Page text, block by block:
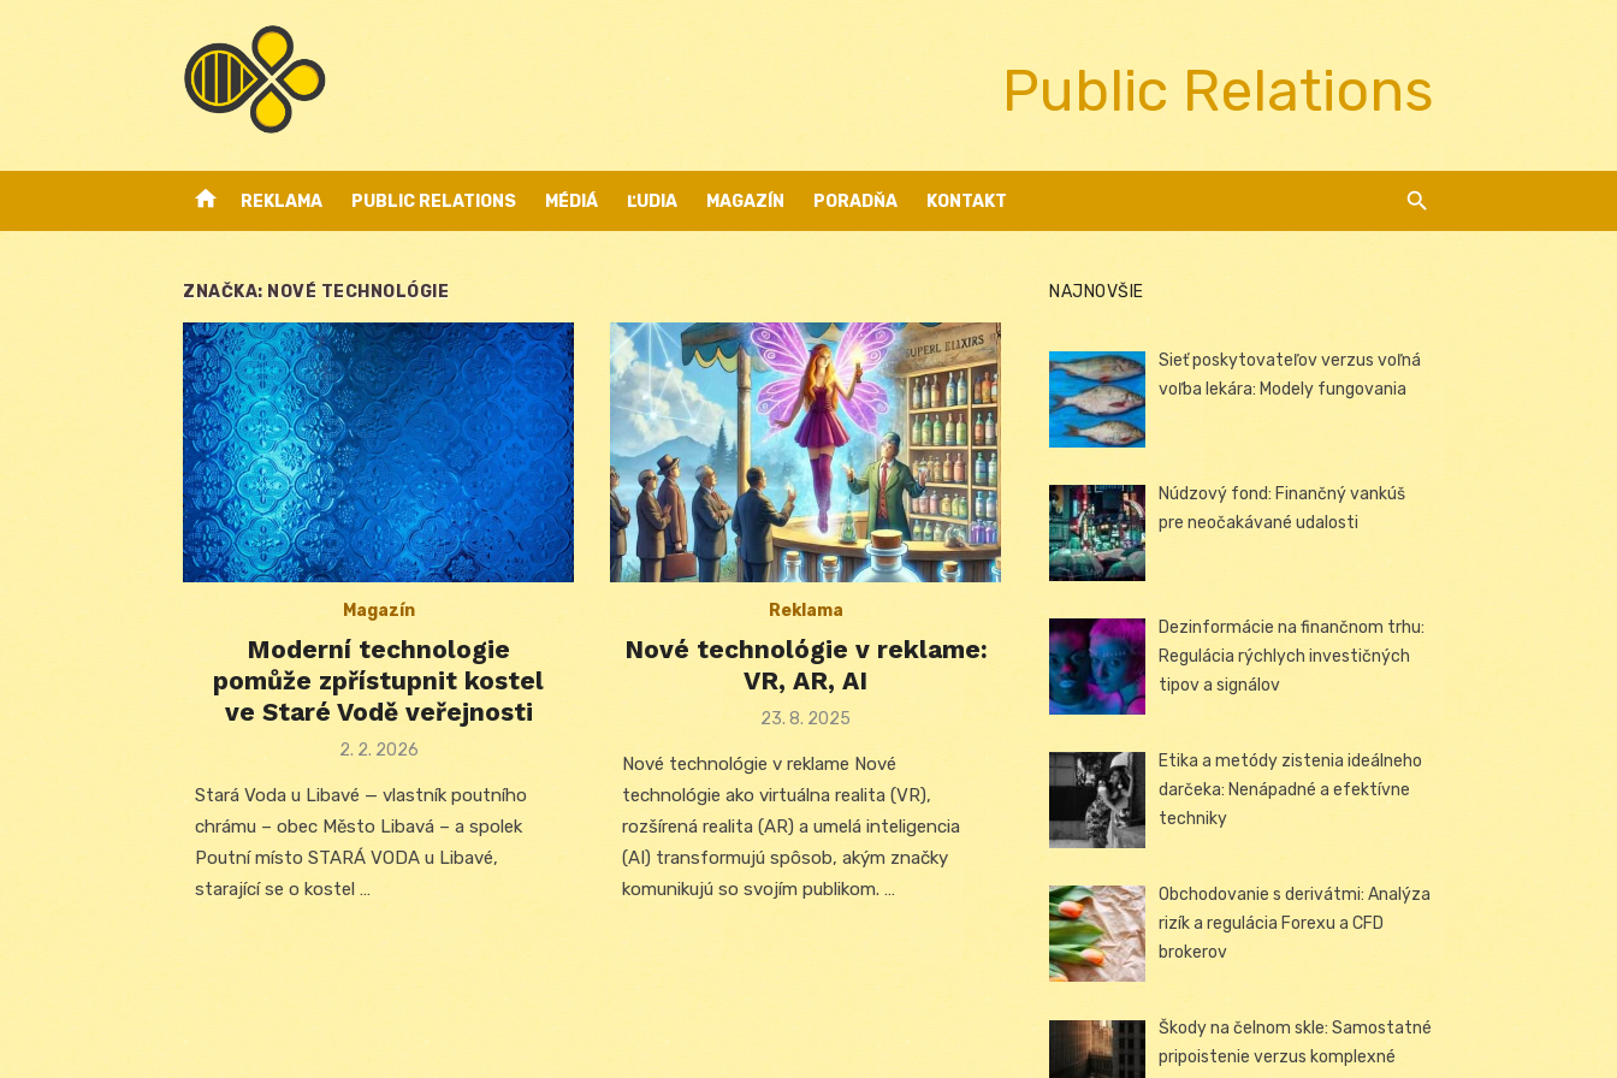
Public Relations
home REKLAMA PUBLIC RELATIONS MÉDIÁ ĽUDIA MAGAZÍN PORADŇA KONTAKT
ZNAČKA: NOVÉ TECHNOLÓGIE
Magazín
Moderní technologie
pomůže zpřístupnit kostel
ve Staré Vodě veřejnosti
Posted
2. 2. 2026
Stará Voda u Libavé — vlastník poutního
chrámu – obec Město Libavá – a spolek
Poutní místo STARÁ VODA u Libavé,
starající se o kostel …
Reklama
Nové technológie v reklame:
VR, AR, AI
Posted
23. 8. 2025
Nové technológie v reklame Nové
technológie ako virtuálna realita (VR),
rozšírená realita (AR) a umelá inteligencia
(AI) transformujú spôsob, akým značky
komunikujú so svojím publikom. …
NAJNOVŠIE
Sieť poskytovateľov verzus voľná
voľba lekára: Modely fungovania
Núdzový fond: Finančný vankúš
pre neočakávané udalosti
Dezinformácie na finančnom trhu:
Regulácia rýchlych investičných
tipov a signálov
Etika a metódy zistenia ideálneho
darčeka: Nenápadné a efektívne
techniky
Obchodovanie s derivátmi: Analýza
rizík a regulácia Forexu a CFD
brokerov
Škody na čelnom skle: Samostatné
pripoistenie verzus komplexné